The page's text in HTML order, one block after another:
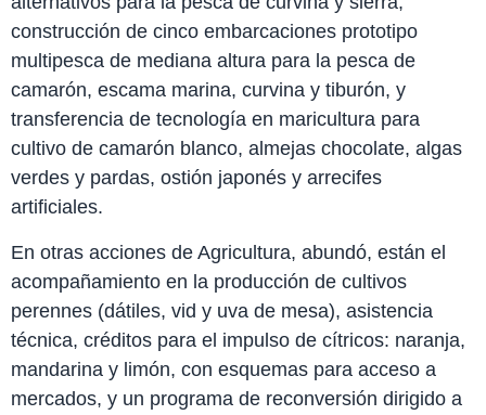
construcción de cinco embarcaciones prototipo
multipesca de mediana altura para la pesca de
camarón, escama marina, curvina y tiburón, y
transferencia de tecnología en maricultura para
cultivo de camarón blanco, almejas chocolate, algas
verdes y pardas, ostión japonés y arrecifes
artificiales.
En otras acciones de Agricultura, abundó, están el
acompañamiento en la producción de cultivos
perennes (dátiles, vid y uva de mesa), asistencia
técnica, créditos para el impulso de cítricos: naranja,
mandarina y limón, con esquemas para acceso a
mercados, y un programa de reconversión dirigido a